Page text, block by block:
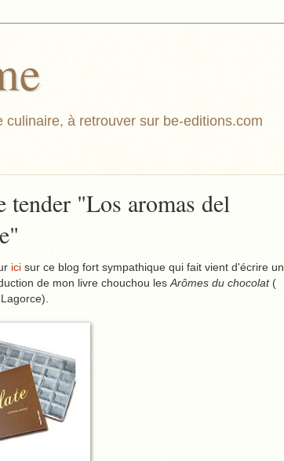
à retrouver sur be-editions.com
tender "Los aromas del
ici sur ce blog fort sympathique qui fait vient d'écrire un
de mon livre chouchou les Arômes du chocolat(